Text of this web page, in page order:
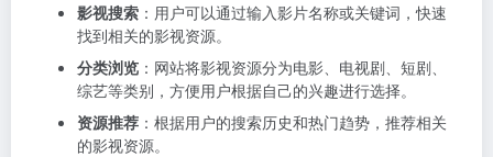
影视搜索 ：用户可以通过输入影片名称或关键词，快速
找到相关的影视资源。
分类浏览 ：网站将影视资源分为电影、电视剧、短剧、
综艺等类别，方便用户根据自己的兴趣进行选择。
资源推荐 ：根据用户的搜索历史和热门趋势，推荐相关
的影视资源。